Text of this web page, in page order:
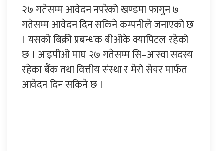
२७ गतेसम्म आवेदन नपरेको खण्डमा फागुन ७
गतेसम्म आवेदन दिन सकिने कम्पनीले जनाएको छ
। यसको बिक्री प्रबन्धक बीओके क्यापिटल रहेको
छ । आइपीओ माघ २७ गतेसम्म सि–आस्वा सदस्य
रहेका बैंक तथा वित्तीय संस्था र मेरो सेयर मार्फत
आवेदन दिन सकिने छ ।